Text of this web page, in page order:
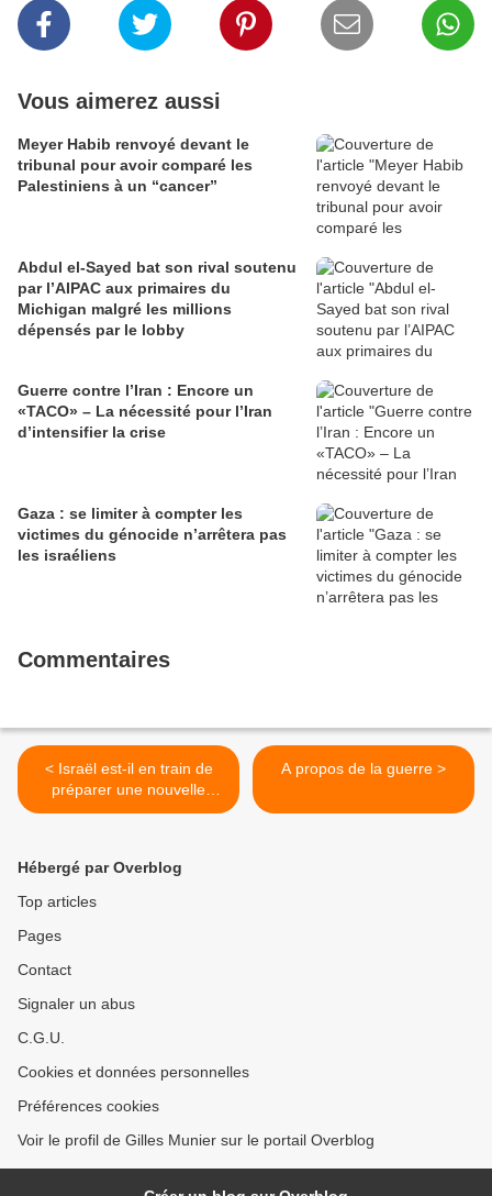
Vous aimerez aussi
Meyer Habib renvoyé devant le
tribunal pour avoir comparé les
Palestiniens à un “cancer”
Abdul el-Sayed bat son rival soutenu
par l’AIPAC aux primaires du
Michigan malgré les millions
dépensés par le lobby
Guerre contre l’Iran : Encore un
«TACO» – La nécessité pour l’Iran
d’intensifier la crise
Gaza : se limiter à compter les
victimes du génocide n’arrêtera pas
les israéliens
Commentaires
< Israël est-il en train de
préparer une nouvelle
offensive contre Gaza ?
A propos de la guerre >
Hébergé par Overblog
Top articles
Pages
Contact
Signaler un abus
C.G.U.
Cookies et données personnelles
Préférences cookies
Voir le profil de Gilles Munier sur le portail Overblog